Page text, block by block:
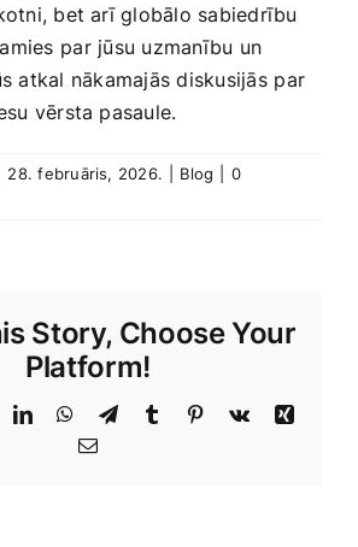
bet arī globālo sabiedrību
par⁢ jūsu uzmanību⁣ un
atkal⁢ nākamajās diskusijās⁢ par‍
vērsta pasaule.
28. februāris, 2026. Blog
0
Story, Choose Your
Platform!
LinkedInWhatsApp
TelegramTumblr Pinterest
Vk
Xing
E-